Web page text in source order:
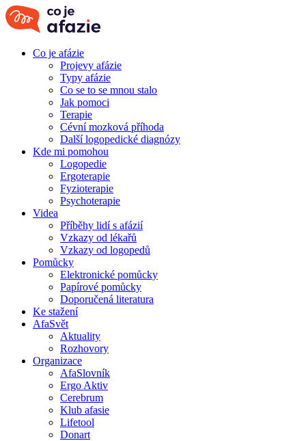
Co je afázie
Projevy afázie
Typy afázie
Co se to se mnou stalo
Jak pomoci
Terapie
Cévní mozková příhoda
Další logopedické diagnózy
Kde mi pomohou
Logopedie
Ergoterapie
Fyzioterapie
Psychoterapie
Videa
Příběhy lidí s afázií
Vzkazy od lékařů
Vzkazy od logopedů
Pomůcky
Elektronické pomůcky
Papírové pomůcky
Doporučená literatura
Ke stažení
AfaSvět
Aktuality
Rozhovory
Organizace
AfaSlovník
Ergo Aktiv
Cerebrum
Klub afasie
Lifetool
Donart